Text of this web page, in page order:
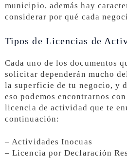
municipio, además hay
considerar por qué cada
Tipos de Licencias de
Cada uno de los documentos
solicitar dependerán mucho
la superficie de tu negocio, y
eso podemos encontrarnos
licencia de actividad que te
continuación:
– Actividades Inocuas
– Licencia por Declaración